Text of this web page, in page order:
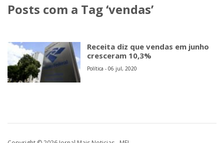
Posts com a Tag ‘vendas’
Receita diz que vendas em junho
cresceram 10,3%
Política - 06 jul, 2020